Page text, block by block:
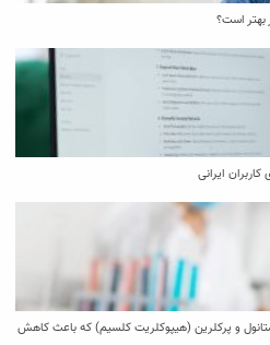
بهتر است؟
متانول و پرکلرین (هیپوکلریت کلسیم) که باعث کاهش